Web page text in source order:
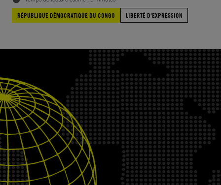
RÉPUBLIQUE DÉMOCRATIQUE DU CONGO
LIBERTÉ D'EXPRESSION